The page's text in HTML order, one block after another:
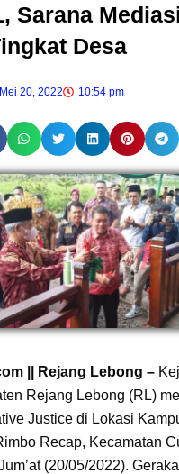
Sarana
Desa
Mei 20, 2022 10:54 pm
|| Rejang Lebong –
Rejang Lebong (RL)
Justice di Lokasi
Recap, Kecamatan
(20/05/2022).